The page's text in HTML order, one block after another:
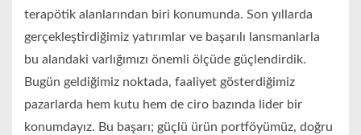
terapötik alanlarından biri konumunda. Son yıllarda
gerçekleştirdiğimiz yatırımlar ve başarılı lansmanlarla
bu alandaki varlığımızı önemli ölçüde güçlendirdik.
Bugün geldiğimiz noktada, faaliyet gösterdiğimiz
pazarlarda hem kutu hem de ciro bazında lider bir
konumdayız. Bu başarı; güçlü ürün portföyümüz, doğru